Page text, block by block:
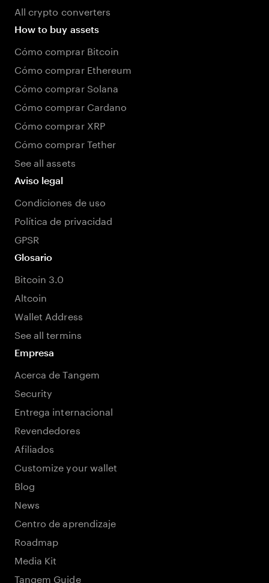
All crypto converters
How to buy assets
Cómo comprar Bitcoin
Cómo comprar Ethereum
Cómo comprar Solana
Cómo comprar Cardano
Cómo comprar XRP
Cómo comprar Tether
See all assets
Aviso legal
Condiciones de uso
Política de privacidad
GPSR
Glosario
Bitcoin 3.0
Altcoin
Wallet Address
See all termins
Empresa
Acerca de Tangem
Security
Entrega internacional
Revendedores
Afiliados
Customize your wallet
Blog
News
Centro de aprendizaje
Roadmap
Media Kit
Tangem Guide